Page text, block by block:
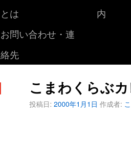
とは
内
お問い合わせ・連
絡先
こまわくらぶ
投稿日: 2000年1月1日 作成者: